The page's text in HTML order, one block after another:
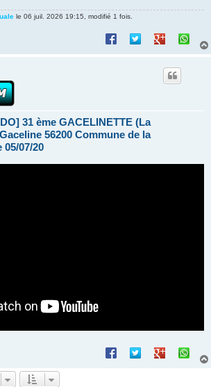
le 06 juil. 2026 19:15, modifié 1 fois.
31 ème GACELINETTE (La
56200 Commune de la
05/07/20